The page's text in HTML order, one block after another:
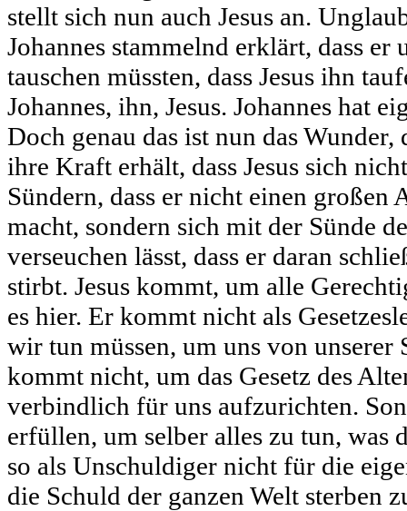
stellt sich nun auch Jesus an.
Johannes stammelnd erklärt, dass er
tauschen müssten, dass Jesus ihn
Johannes, ihn, Jesus. Johannes hat
Doch genau das ist nun das Wunder,
ihre Kraft erhält, dass Jesus sich
Sündern, dass er nicht einen großen
macht, sondern sich mit der Sünde
verseuchen lässt, dass er daran
stirbt. Jesus kommt, um alle
es hier. Er kommt nicht als
wir tun müssen, um uns von unserer
kommt nicht, um das Gesetz des
verbindlich für uns aufzurichten.
erfüllen, um selber alles zu tun, was
so als Unschuldiger nicht für die
die Schuld der ganzen Welt sterben